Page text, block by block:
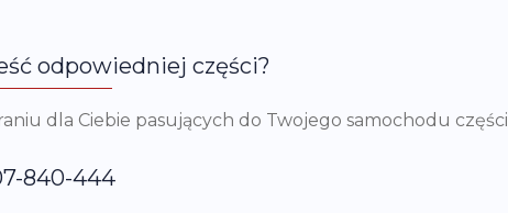
odpowiedniej części?
dla Ciebie pasujących do Twojego samochodu części
840-444